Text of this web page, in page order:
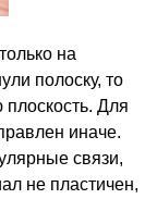
на
полоску, то
плоскость. Для
иначе.
связи,
не пластичен,